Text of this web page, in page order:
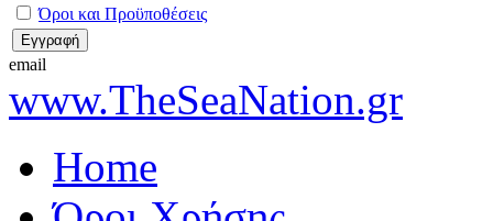
Όροι και Προϋποθέσεις
email
www.TheSeaNation.gr
Home